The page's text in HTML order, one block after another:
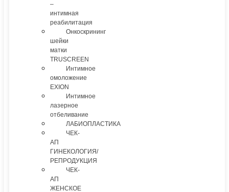
–
интимная
реабилитация
Онкоскрининг
шейки
матки
TRUSCREEN
Интимное
омоложение
EXION
Интимное
лазерное
отбеливание
ЛАБИОПЛАСТИКА
ЧЕК-
АП
ГИНЕКОЛОГИЯ/
РЕПРОДУКЦИЯ
ЧЕК-
АП
ЖЕНСКОЕ